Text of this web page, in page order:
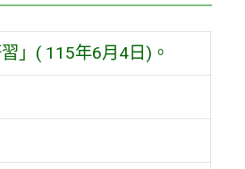
」( 115年6月4日)。